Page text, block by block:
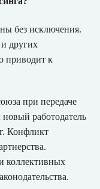
без исключения.
других
приводит к
при передаче
работодатель
Конфликт
коллективных